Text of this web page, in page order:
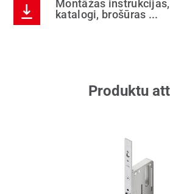
Montāžas
katalogi, brošūras ...
Produktu